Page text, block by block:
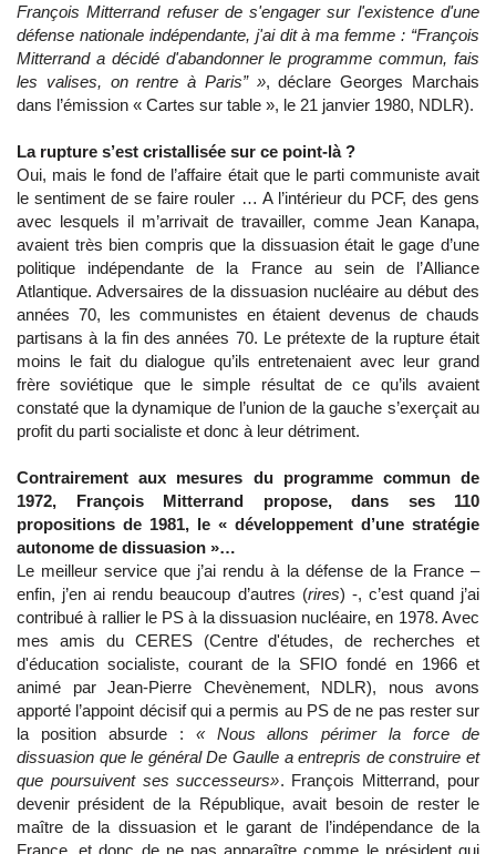
François Mitterrand refuser de s'engager sur l'existence d'une
défense nationale indépendante, j'ai dit à ma femme : “François
Mitterrand a décidé d'abandonner le programme commun, fais
les valises, on rentre à Paris” », déclare Georges Marchais
dans l’émission « Cartes sur table », le 21 janvier 1980, NDLR).
La rupture s’est cristallisée sur ce point-là ?
Oui, mais le fond de l’affaire était que le parti communiste avait
le sentiment de se faire rouler … A l’intérieur du PCF, des gens
avec lesquels il m’arrivait de travailler, comme Jean Kanapa,
avaient très bien compris que la dissuasion était le gage d’une
politique indépendante de la France au sein de l’Alliance
Atlantique. Adversaires de la dissuasion nucléaire au début des
années 70, les communistes en étaient devenus de chauds
partisans à la fin des années 70. Le prétexte de la rupture était
moins le fait du dialogue qu’ils entretenaient avec leur grand
frère soviétique que le simple résultat de ce qu’ils avaient
constaté que la dynamique de l’union de la gauche s’exerçait au
profit du parti socialiste et donc à leur détriment.
Contrairement aux mesures du programme commun de
1972, François Mitterrand propose, dans ses 110
propositions de 1981, le « développement d’une stratégie
autonome de dissuasion »…
Le meilleur service que j’ai rendu à la défense de la France –
enfin, j’en ai rendu beaucoup d’autres (rires) -, c’est quand j’ai
contribué à rallier le PS à la dissuasion nucléaire, en 1978. Avec
mes amis du CERES (Centre d'études, de recherches et
d'éducation socialiste, courant de la SFIO fondé en 1966 et
animé par Jean-Pierre Chevènement, NDLR), nous avons
apporté l’appoint décisif qui a permis au PS de ne pas rester sur
la position absurde : « Nous allons périmer la force de
dissuasion que le général De Gaulle a entrepris de construire et
que poursuivent ses successeurs». François Mitterrand, pour
devenir président de la République, avait besoin de rester le
maître de la dissuasion et le garant de l’indépendance de la
France, et donc de ne pas apparaître comme le président qui